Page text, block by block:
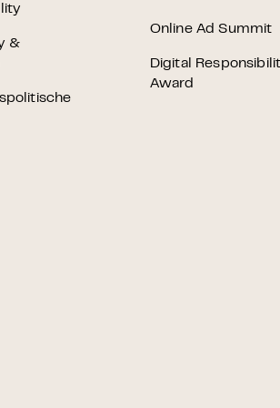
Product Management
&
Online Ad Summit
Digital
Award